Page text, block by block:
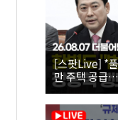
[스팟Live] *
만 주택 공급
26.08.07 더